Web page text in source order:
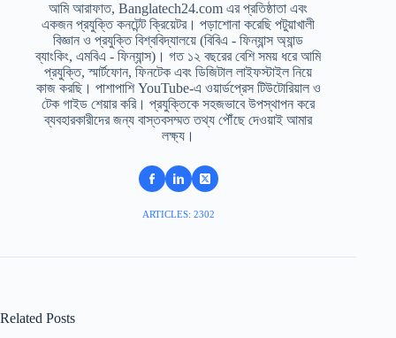
আমি আরাফাত, Banglatech24.com এর প্রতিষ্ঠাতা এবং
একজন প্রযুক্তি কনটেন্ট ক্রিয়েটর। পড়াশোনা করেছি পটুয়াখালী
বিজ্ঞান ও প্রযুক্তি বিশ্ববিদ্যালয়ে (বিবিএ - ফিন্যান্স অ্যান্ড
ব্যাংকিং, এমবিএ - ফিন্যান্স)। গত ১২ বছরের বেশি সময় ধরে আমি
প্রযুক্তি, স্মার্টফোন, ফিনটেক এবং ডিজিটাল লাইফস্টাইল নিয়ে
কাজ করছি। পাশাপাশি YouTube-এ ওয়ার্ডপ্রেস টিউটোরিয়াল ও
টেক গাইড শেয়ার করি। প্রযুক্তিকে সহজভাবে উপস্থাপন করে
ব্যবহারকারীদের জন্য বাস্তবসম্মত তথ্য পৌঁছে দেওয়াই আমার
লক্ষ্য।
ARTICLES: 2302
Related Posts